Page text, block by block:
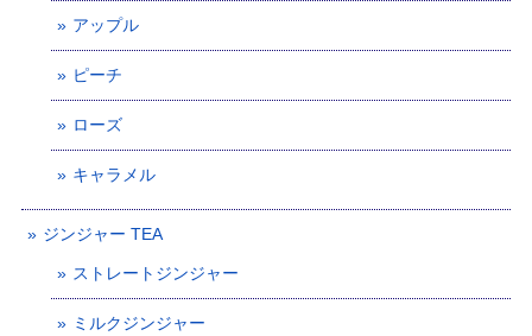
アップル
ピーチ
ローズ
キャラメル
ジンジャー TEA
ストレートジンジャー
ミルクジンジャー